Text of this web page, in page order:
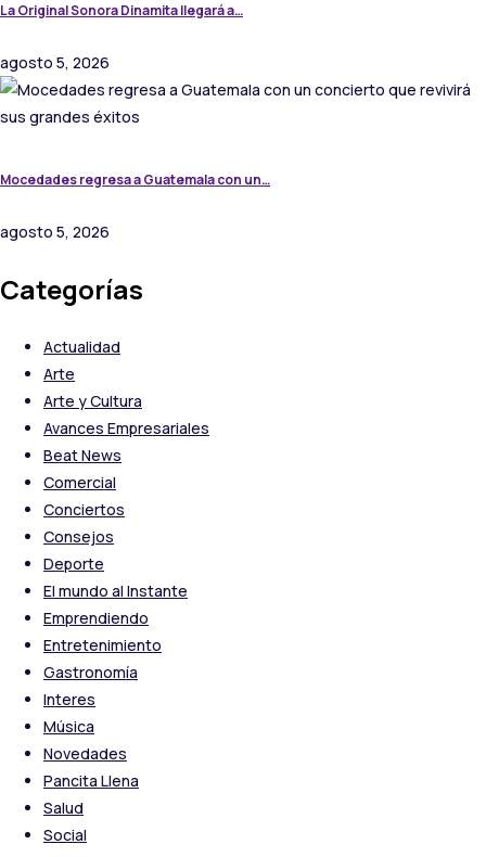
La Original Sonora Dinamita llegará a…
agosto 5, 2026
Mocedades regresa a Guatemala con un…
agosto 5, 2026
Categorías
Actualidad
Arte
Arte y Cultura
Avances Empresariales
Beat News
Comercial
Conciertos
Consejos
Deporte
El mundo al Instante
Emprendiendo
Entretenimiento
Gastronomía
Interes
Música
Novedades
Pancita Llena
Salud
Social